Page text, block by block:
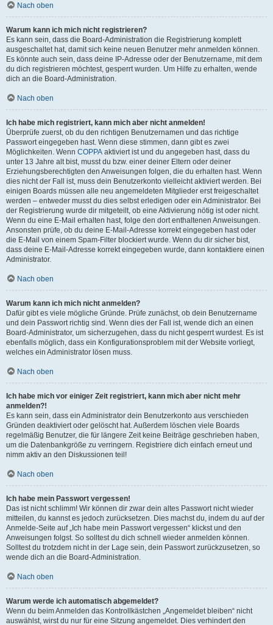
Nach oben
Warum kann ich mich nicht registrieren?
Es kann sein, dass die Board-Administration die Registrierung komplett
ausgeschaltet hat, damit sich keine neuen Benutzer mehr anmelden können.
Es könnte auch sein, dass deine IP-Adresse oder der Benutzername, mit dem
du dich registrieren möchtest, gesperrt wurden. Um Hilfe zu erhalten, wende
dich an die Board-Administration.
Nach oben
Ich habe mich registriert, kann mich aber nicht anmelden!
Überprüfe zuerst, ob du den richtigen Benutzernamen und das richtige
Passwort eingegeben hast. Wenn diese stimmen, dann gibt es zwei
Möglichkeiten. Wenn COPPA aktiviert ist und du angegeben hast, dass du
unter 13 Jahre alt bist, musst du bzw. einer deiner Eltern oder deiner
Erziehungsberechtigten den Anweisungen folgen, die du erhalten hast. Wenn
dies nicht der Fall ist, muss dein Benutzerkonto vielleicht aktiviert werden. Bei
einigen Boards müssen alle neu angemeldeten Mitglieder erst freigeschaltet
werden – entweder musst du dies selbst erledigen oder ein Administrator. Bei
der Registrierung wurde dir mitgeteilt, ob eine Aktivierung nötig ist oder nicht.
Wenn du eine E-Mail erhalten hast, folge den dort enthaltenen Anweisungen.
Ansonsten prüfe, ob du deine E-Mail-Adresse korrekt eingegeben hast oder
die E-Mail von einem Spam-Filter blockiert wurde. Wenn du dir sicher bist,
dass deine E-Mail-Adresse korrekt eingegeben wurde, dann kontaktiere einen
Administrator.
Nach oben
Warum kann ich mich nicht anmelden?
Dafür gibt es viele mögliche Gründe. Prüfe zunächst, ob dein Benutzername
und dein Passwort richtig sind. Wenn dies der Fall ist, wende dich an einen
Board-Administrator, um sicherzugehen, dass du nicht gesperrt wurdest. Es ist
ebenfalls möglich, dass ein Konfigurationsproblem mit der Website vorliegt,
welches ein Administrator lösen muss.
Nach oben
Ich habe mich vor einiger Zeit registriert, kann mich aber nicht mehr
anmelden?!
Es kann sein, dass ein Administrator dein Benutzerkonto aus verschieden
Gründen deaktiviert oder gelöscht hat. Außerdem löschen viele Boards
regelmäßig Benutzer, die für längere Zeit keine Beiträge geschrieben haben,
um die Datenbankgröße zu verringern. Registriere dich einfach erneut und
nimm aktiv an den Diskussionen teil!
Nach oben
Ich habe mein Passwort vergessen!
Das ist nicht schlimm! Wir können dir zwar dein altes Passwort nicht wieder
mitteilen, du kannst es jedoch zurücksetzen. Dies machst du, indem du auf der
Anmelde-Seite auf „Ich habe mein Passwort vergessen“ klickst und den
Anweisungen folgst. So solltest du dich schnell wieder anmelden können.
Solltest du trotzdem nicht in der Lage sein, dein Passwort zurückzusetzen, so
wende dich an die Board-Administration.
Nach oben
Warum werde ich automatisch abgemeldet?
Wenn du beim Anmelden das Kontrollkästchen „Angemeldet bleiben“ nicht
auswählst, wirst du nur für eine Sitzung angemeldet. Dies verhindert den